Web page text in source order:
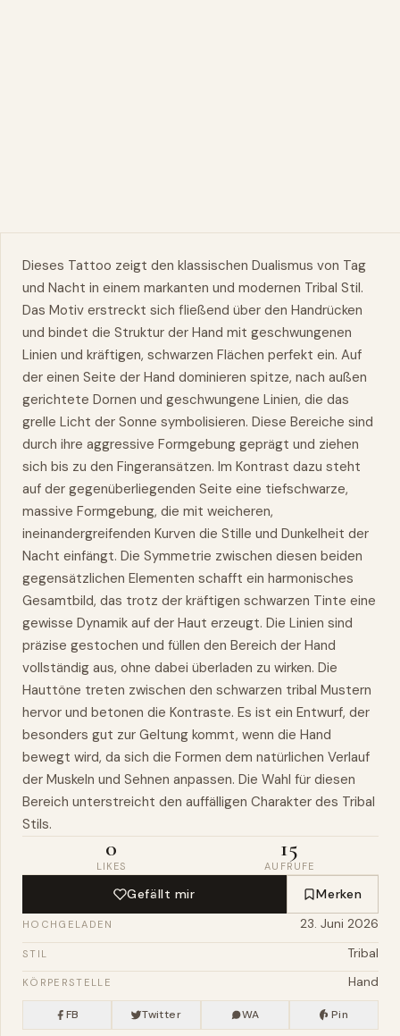
Dieses Tattoo zeigt den klassischen Dualismus von Tag
und Nacht in einem markanten und modernen Tribal Stil.
Das Motiv erstreckt sich fließend über den Handrücken
und bindet die Struktur der Hand mit geschwungenen
Linien und kräftigen, schwarzen Flächen perfekt ein. Auf
der einen Seite der Hand dominieren spitze, nach außen
gerichtete Dornen und geschwungene Linien, die das
grelle Licht der Sonne symbolisieren. Diese Bereiche sind
durch ihre aggressive Formgebung geprägt und ziehen
sich bis zu den Fingeransätzen. Im Kontrast dazu steht
auf der gegenüberliegenden Seite eine tiefschwarze,
massive Formgebung, die mit weicheren,
ineinandergreifenden Kurven die Stille und Dunkelheit der
Nacht einfängt. Die Symmetrie zwischen diesen beiden
gegensätzlichen Elementen schafft ein harmonisches
Gesamtbild, das trotz der kräftigen schwarzen Tinte eine
gewisse Dynamik auf der Haut erzeugt. Die Linien sind
präzise gestochen und füllen den Bereich der Hand
vollständig aus, ohne dabei überladen zu wirken. Die
Hauttöne treten zwischen den schwarzen tribal Mustern
hervor und betonen die Kontraste. Es ist ein Entwurf, der
besonders gut zur Geltung kommt, wenn die Hand
bewegt wird, da sich die Formen dem natürlichen Verlauf
der Muskeln und Sehnen anpassen. Die Wahl für diesen
Bereich unterstreicht den auffälligen Charakter des Tribal
Stils.
0
LIKES
15
AUFRUFE
Gefällt mir Merken
HOCHGELADEN 23. Juni 2026
STIL Tribal
KÖRPERSTELLE Hand
FB Twitter WA Pin